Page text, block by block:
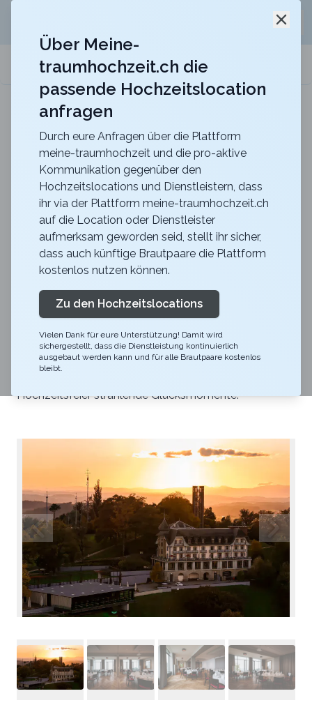
meine-traumhochzeit.ch
Maxililian
Für eine unvergessliche Feier mit einer herrlich
Zurück zur Suche
Gurten-Ussicht-Wytsicht
4.6
BE
WabernMerkliste Link teilen
Die beiden Räume Ussicht & Wytsicht bieten Ihnen ein
einmaliges Ambiente mit atemberaubender Aussicht
auf die Bundesstadt. Das Sonnenlicht erhellt die Säle
durch die grosse Fensterfront und verleiht Ihrer
Hochzeitsfeier strahlende Glücksmomente.
Über Meine-
traumhochzeit.ch die
passende Hochzeitslocation
anfragen
Durch eure Anfragen über die Plattform
meine-traumhochzeit und die pro-aktive
Kommunikation gegenüber den
Hochzeitslocations und Dienstleistern, dass
ihr via der Plattform meine-traumhochzeit.ch
auf die Location oder Dienstleister
aufmerksam geworden seid, stellt ihr sicher,
dass auch künftige Brautpaare die Plattform
kostenlos nutzen können.
Zu den Hochzeitslocations
Vielen Dank für eure Unterstützung! Damit wird
sichergestellt, dass die Dienstleistung kontinuierlich
ausgebaut werden kann und für alle Brautpaare kostenlos
bleibt.